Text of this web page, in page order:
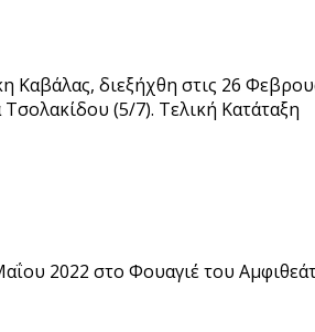
Καβάλας, διεξήχθη στις 26
(5/7). Τελική Κατάταξη
2022 στο Φουαγιέ του